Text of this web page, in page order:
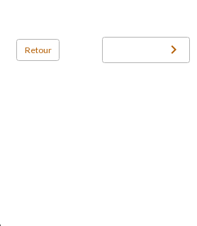
Retour